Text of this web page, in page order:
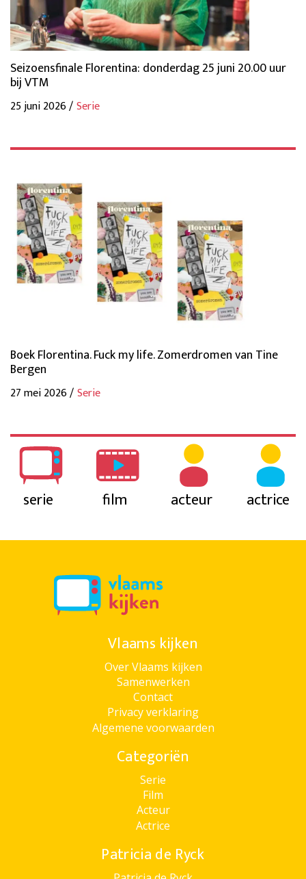
Seizoensfinale Florentina: donderdag 25 juni 20.00 uur
bij VTM
25 juni 2026 /Serie
Boek Florentina. Fuck my life. Zomerdromen van Tine
Bergen
27 mei 2026 /Serie
serie film acteur actrice
Vlaams kijken
Over Vlaams kijken
Samenwerken
Contact
Privacy verklaring
Algemene voorwaarden
Categoriën
Serie
Film
Acteur
Actrice
Patricia de Ryck